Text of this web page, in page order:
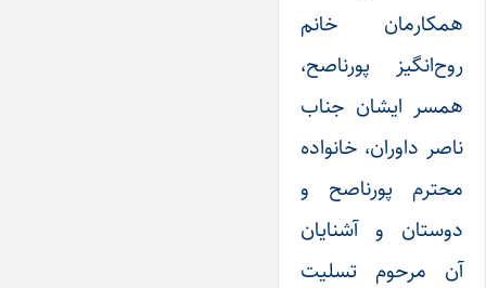
همکارمان خانم
روح‌انگیز پورناصح،
همسر ایشان جناب
ناصر داوران، خانواده
محترم پورناصح و
دوستان و آشنایان
آن مرحوم تسلیت